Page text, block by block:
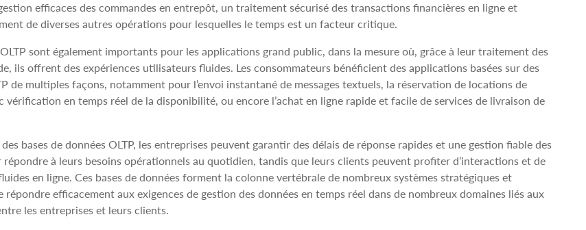
efficaces des commandes en entrepôt, un traitement sécurisé des transactions financières en ligne et
de diverses autres opérations pour lesquelles le temps est un facteur critique.
OLTP sont également importants pour les applications grand public, dans la mesure où, grâce à leur traitement des
ils offrent des expériences utilisateurs fluides. Les consommateurs bénéficient des applications basées sur des
de multiples façons, notamment pour l’envoi instantané de messages textuels, la réservation de locations de
vérification en temps réel de la disponibilité, ou encore l’achat en ligne rapide et facile de services de livraison de
bases de données OLTP, les entreprises peuvent garantir des délais de réponse rapides et une gestion fiable des
répondre à leurs besoins opérationnels au quotidien, tandis que leurs clients peuvent profiter d’interactions et de
en ligne. Ces bases de données forment la colonne vertébrale de nombreux systèmes stratégiques et
répondre efficacement aux exigences de gestion des données en temps réel dans de nombreux domaines liés aux
les entreprises et leurs clients.